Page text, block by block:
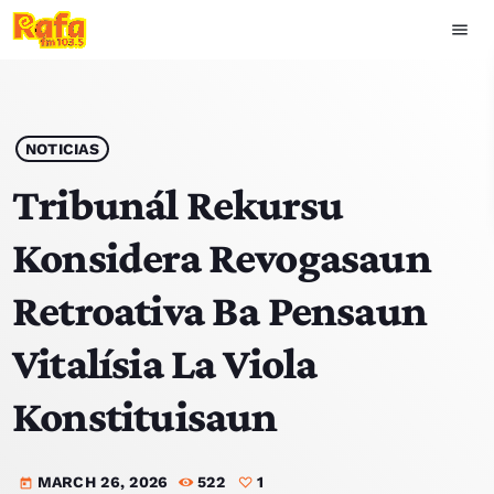
menu
play_arrow OUVIR RAFA
HOME
NOTISIA
EKIPA
TOP 15
PODCAST SIRA
NOTICIAS
Tribunál Rekursu
Konsidera Revogasaun
Retroativa Ba Pensaun
Vitalísia La Viola
Konstituisaun
today MARCH 26, 2026 522 1